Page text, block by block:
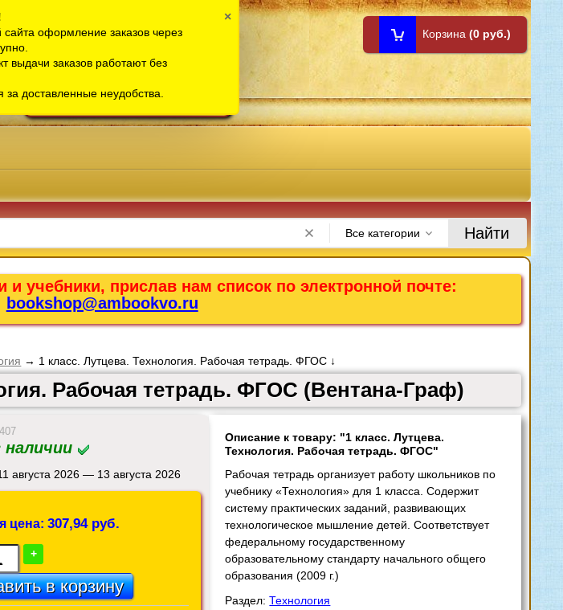
Телефон интернет-магазина:
Телефон розничного магазина:
bookshop@ambookvo.ru
Работаем ежедневно с 10:00 до 21:00
Корзина (0 руб.)
Все категории Найти
и учебники, прислав нам список по электронной почте:
bookshop@ambookvo.ru
→ 1 класс. Лутцева. Технология. Рабочая тетрадь. ФГОС ↓
Рабочая тетрадь. ФГОС (Вентана-Граф)
наличии
августа 2026 — 13 августа 2026
цена:307,94 руб.
+
Описание к товару: "1 класс. Лутцева.
Технология. Рабочая тетрадь. ФГОС"
Рабочая тетрадь организует работу школьников по
учебнику «Технология» для 1 класса. Содержит
систему практических заданий, развивающих
технологическое мышление детей. Соответствует
федеральному государственному
образовательному стандарту начального общего
образования (2009 г.)
Раздел:Технология
сайта оформление заказов через
выдачи заказов работают без
доставленные неудобства.
×